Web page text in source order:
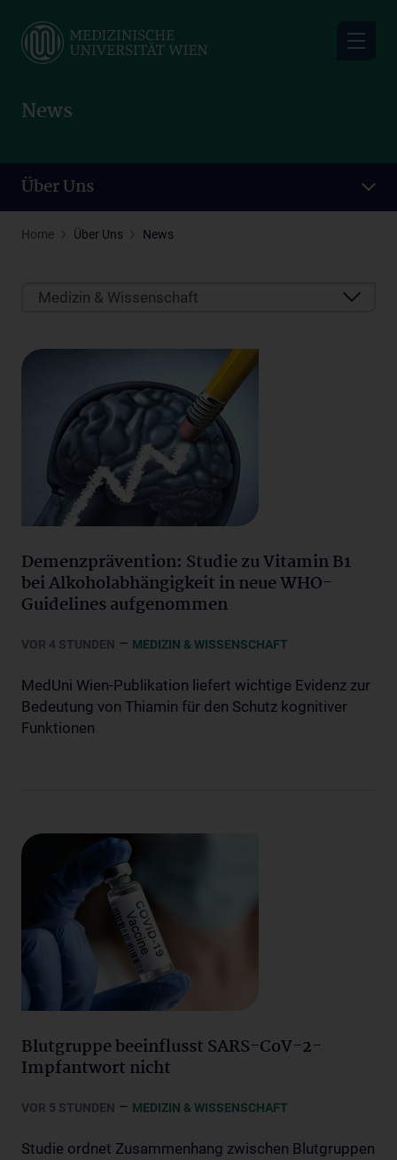
main
News
Über Uns
Home Über Uns News
Medizin & Wissenschaft
Demenzprävention: Studie zu Vitamin B1
bei Alkoholabhängigkeit in neue WHO-
Guidelines aufgenommen
VOR 4 STUNDEN – MEDIZIN & WISSENSCHAFT
MedUni Wien-Publikation liefert wichtige Evidenz zur
Bedeutung von Thiamin für den Schutz kognitiver
Funktionen
Blutgruppe beeinflusst SARS-CoV-2-
Impfantwort nicht
VOR 5 STUNDEN – MEDIZIN & WISSENSCHAFT
Studie ordnet Zusammenhang zwischen Blutgruppen